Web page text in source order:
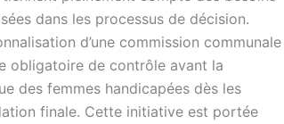
dans les processus de décision.
d’une commission communale
obligatoire de contrôle avant la
des femmes handicapées dès les
finale. Cette initiative est portée